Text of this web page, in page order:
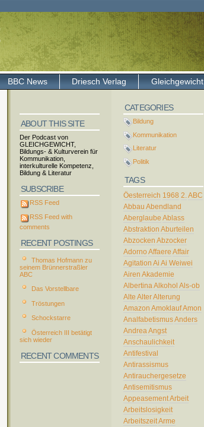
Gleichgewicht
Driesch Verlag
BBC News
CATEGORIES
Bildung
Kommunikation
Literatur
Politik
TAGS
Öesterreich 1968 2. ABC
Abbau Abendland
Aberglaube Ablass
Abstraktion Aburteilen
Abzocken Abzocker
Adorno Affaere Affair
Agitation Ai Ai Weiwei
Airen Akademie
Albertina Alkohol Als-ob
Alte AlterAlterung
Amazon AmoklaufAmon
AnalfabetismusAnders
Andrea Angst
Anschaulichkeit
Antifestival
Antirassismus
Antirauchergesetze
Antisemitismus
AppeasementArbeit
Arbeitslosigkeit
ArbeitszeitArme
ABOUT THIS SITE
Der Podcast von
GLEICHGEWICHT,
Bildungs- & Kulturverein für
Kommunikation,
interkulturelle Kompetenz,
Bildung & Literatur
SUBSCRIBE
RSS Feed
RSS Feed with
comments
RECENT POSTINGS
Thomas Hofmann zu
seinem Brünnerstraßler
ABC
Das Vorstellbare
Tröstungen
Schockstarre
Österreich III betätigt
sich wieder
RECENT COMMENTS